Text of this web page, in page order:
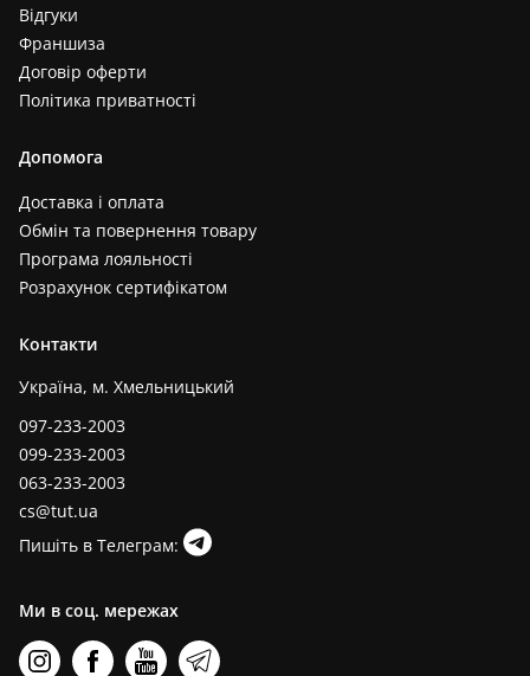
Відгуки
Франшиза
Договір оферти
Політика приватності
Допомога
Доставка і оплата
Обмін та повернення товару
Програма лояльності
Розрахунок сертифікатом
Контакти
Україна, м. Хмельницький
097-233-2003
099-233-2003
063-233-2003
cs@tut.ua
Пишіть в Телеграм:
Ми в соц. мережах